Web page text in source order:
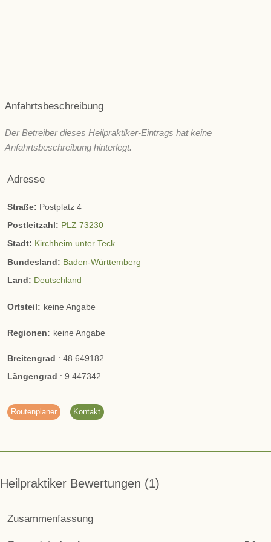
Anfahrtsbeschreibung
Der Betreiber dieses Heilpraktiker-Eintrags hat keine
Anfahrtsbeschreibung hinterlegt.
Adresse
Straße: Postplatz 4
Postleitzahl: PLZ 73230
Stadt: Kirchheim unter Teck
Bundesland: Baden-Württemberg
Land: Deutschland
Ortsteil: keine Angabe
Regionen: keine Angabe
Breitengrad : 48.649182
Längengrad : 9.447342
Routenplaner Kontakt
Heilpraktiker Bewertungen 1
Zusammenfassung